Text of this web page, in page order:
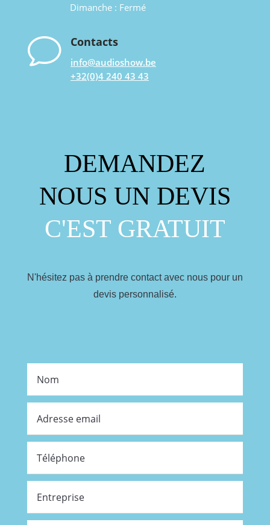
Dimanche : Fermé
v Contacts
info@audioshow.be
+32(0)4 240 43 43
DEMANDEZ
NOUS UN DEVIS
C'EST GRATUIT
N'hésitez pas à prendre contact avec nous pour un
devis personnalisé.